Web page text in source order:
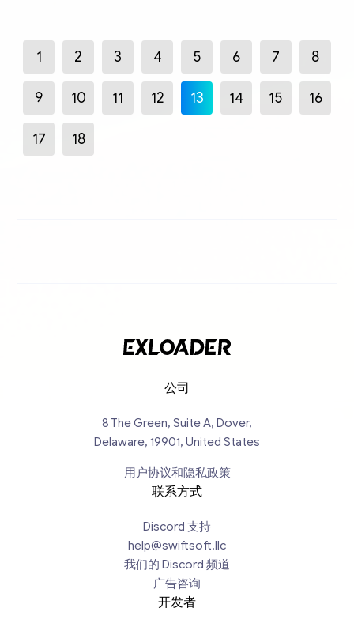
1 2 3 4 5 6 7 8
9 10 11 12 13 14 15 16
17 18
公司
8 The Green, Suite A, Dover,
Delaware, 19901, United States
用户协议和隐私政策
联系方式
Discord 支持
help@swiftsoft.llc
我们的 Discord 频道
广告咨询
开发者